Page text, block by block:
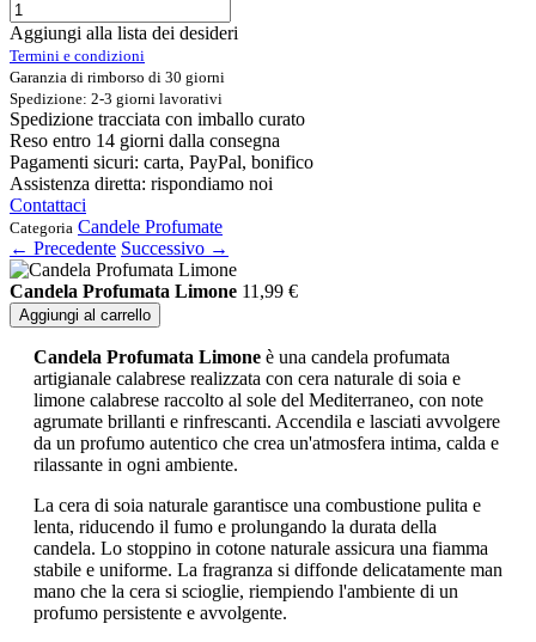
Aggiungi alla lista dei desideri
Termini e condizioni
Garanzia di rimborso di 30 giorni
Spedizione: 2-3 giorni lavorativi
Spedizione tracciata con imballo curato
Reso entro 14 giorni dalla consegna
Pagamenti sicuri: carta, PayPal, bonifico
Assistenza diretta: rispondiamo noi
Contattaci
Categoria Candele Profumate
← Precedente Successivo →
Candela Profumata Limone 11,99 €
Aggiungi al carrello
Candela Profumata Limone è una candela profumata
artigianale calabrese realizzata con cera naturale di soia e
limone calabrese raccolto al sole del Mediterraneo, con note
agrumate brillanti e rinfrescanti. Accendila e lasciati avvolgere
da un profumo autentico che crea un'atmosfera intima, calda e
rilassante in ogni ambiente.
La cera di soia naturale garantisce una combustione pulita e
lenta, riducendo il fumo e prolungando la durata della
candela. Lo stoppino in cotone naturale assicura una fiamma
stabile e uniforme. La fragranza si diffonde delicatamente man
mano che la cera si scioglie, riempiendo l'ambiente di un
profumo persistente e avvolgente.